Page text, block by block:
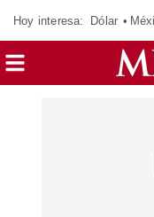
Hoy interesa: Dólar